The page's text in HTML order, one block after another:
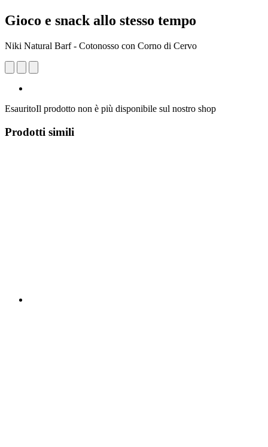
Gioco e snack allo stesso tempo
Niki Natural Barf - Cotonosso con Corno di Cervo
EsauritoIl prodotto non è più disponibile sul nostro shop
Prodotti simili